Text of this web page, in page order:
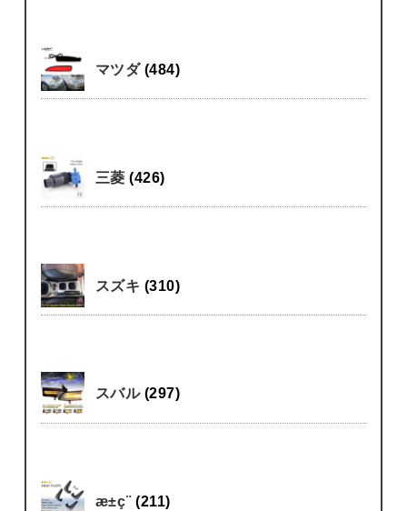
マツダ (484)
三菱(426)
スズキ (310)
スバル (297)
æ±ç¨(211)